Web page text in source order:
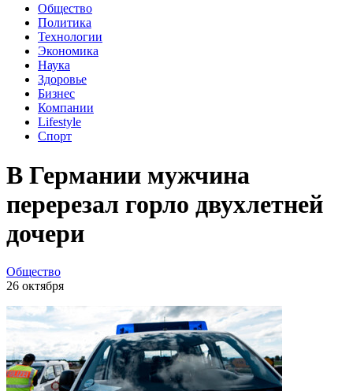
Общество
Политика
Технологии
Экономика
Наука
Здоровье
Бизнес
Компании
Lifestyle
Спорт
В Германии мужчина
перерезал горло двухлетней
дочери
Общество
26 октября